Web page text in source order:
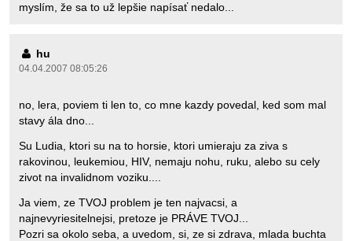
myslím, že sa to už lepšie napísať nedalo...
hu
04.04.2007 08:05:26
no, lera, poviem ti len to, co mne kazdy povedal, ked som mal
stavy ála dno...
Su Ludia, ktori su na to horsie, ktori umieraju za ziva s
rakovinou, leukemiou, HIV, nemaju nohu, ruku, alebo su cely
zivot na invalidnom voziku....
Ja viem, ze TVOJ problem je ten najvacsi, a
najnevyriesitelnejsi, pretoze je PRÁVE TVOJ...
Pozri sa okolo seba, a uvedom, si, ze si zdrava, mlada buchta